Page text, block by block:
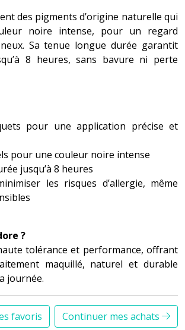
des pigments d’origine naturelle qui
noire intense, pour un regard
Sa tenue longue durée garantit
8 heures, sans bavure ni perte
pour une application précise et
pour une couleur noire intense
jusqu’à 8 heures
les risques d’allergie, même
?
tolérance et performance, offrant
maquillé, naturel et durable
journée.
favoris Continuer mes achats